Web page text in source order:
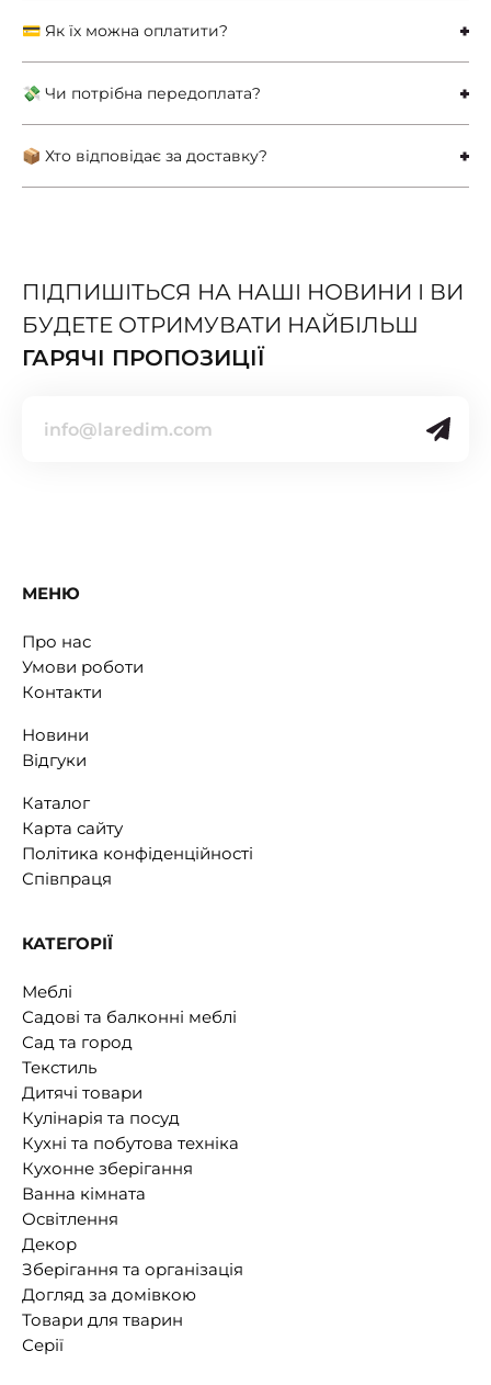
💳 Як їх можна оплатити?
💸 Чи потрібна передоплата?
📦 Хто відповідає за доставку?
ПІДПИШІТЬСЯ НА НАШІ НОВИНИ І ВИ
БУДЕТЕ ОТРИМУВАТИ НАЙБІЛЬШ
ГАРЯЧІ ПРОПОЗИЦІЇ
МЕНЮ
Про нас
Умови роботи
Контакти
Новини
Відгуки
Каталог
Карта сайту
Політика конфіденційності
Співпраця
КАТЕГОРІЇ
Меблі
Садові та балконні меблі
Сад та город
Текстиль
Дитячі товари
Кулінарія та посуд
Кухні та побутова техніка
Кухонне зберігання
Ванна кімната
Освітлення
Декор
Зберігання та організація
Догляд за домівкою
Товари для тварин
Серії